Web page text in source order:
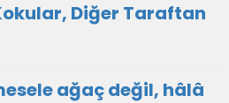
Diğer Taraftan
ağaç değil, hâlâ